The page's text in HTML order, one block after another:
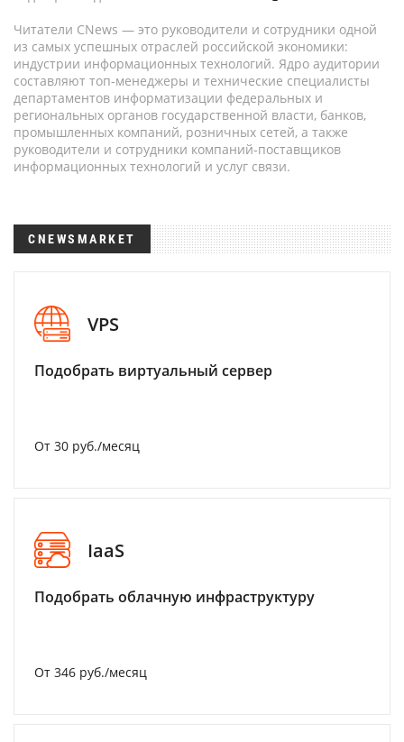
Читатели CNews — это руководители и сотрудники одной
из самых успешных отраслей российской экономики:
индустрии информационных технологий. Ядро аудитории
составляют топ-менеджеры и технические специалисты
департаментов информатизации федеральных и
региональных органов государственной власти, банков,
промышленных компаний, розничных сетей, а также
руководители и сотрудники компаний-поставщиков
информационных технологий и услуг связи.
CNEWSMARKET
VPS
Подобрать виртуальный сервер
От 30 руб./месяц
IaaS
Подобрать облачную инфраструктуру
От 346 руб./месяц